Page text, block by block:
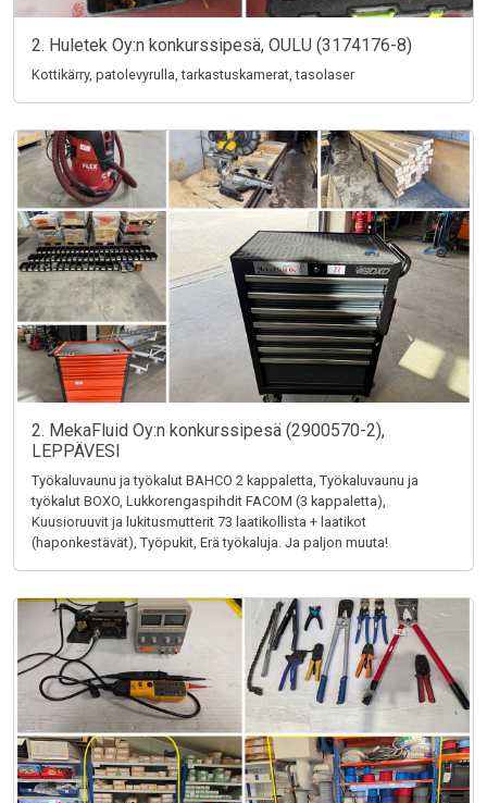
2. Huletek Oy:n konkurssipesä, OULU (3174176-8)
Kottikärry, patolevyrulla, tarkastuskamerat, tasolaser
2. MekaFluid Oy:n konkurssipesä (2900570-2),
LEPPÄVESI
Työkaluvaunu ja työkalut BAHCO 2 kappaletta, Työkaluvaunu ja
työkalut BOXO, Lukkorengaspihdit FACOM (3 kappaletta),
Kuusioruuvit ja lukitusmutterit 73 laatikollista + laatikot
(haponkestävät), Työpukit, Erä työkaluja. Ja paljon muuta!